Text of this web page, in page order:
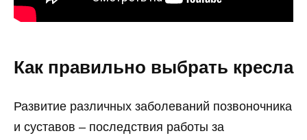
Как правильно выбрать кресла
Развитие различных заболеваний позвоночника
и суставов – последствия работы за